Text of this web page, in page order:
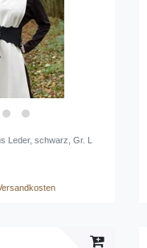
Leder, schwarz, Gr. L